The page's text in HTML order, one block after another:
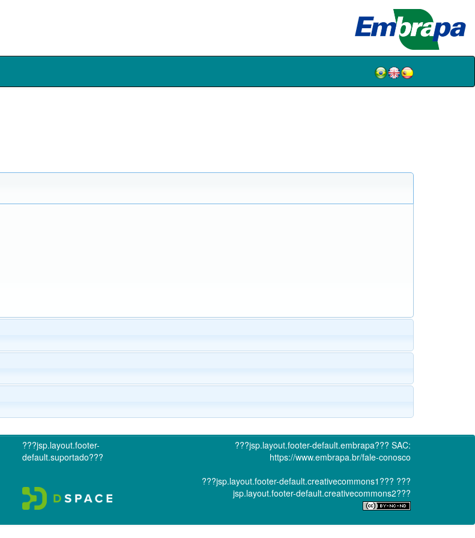
???jsp.layout.footer-
default.suportado???
???jsp.layout.footer-default.embrapa??? SAC:
https://www.embrapa.br/fale-conosco
???jsp.layout.footer-default.creativecommons1??? ???
jsp.layout.footer-default.creativecommons2???